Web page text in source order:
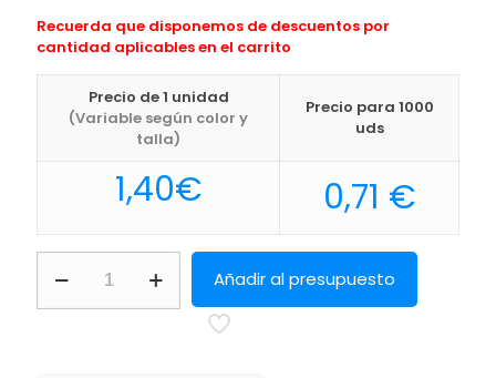
Recuerda que disponemos de descuentos por
cantidad aplicables en el carrito
Precio de 1 unidad
(Variable según color y
talla)
Precio para 1000
uds
1,40€ 0,71 €
Notas
Climer
Añadir al presupuesto